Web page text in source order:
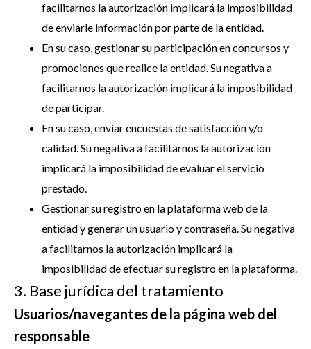
facilitarnos la autorización implicará la imposibilidad
de enviarle información por parte de la entidad.
En su caso, gestionar su participación en concursos y
promociones que realice la entidad. Su negativa a
facilitarnos la autorización implicará la imposibilidad
de participar.
En su caso, enviar encuestas de satisfacción y/o
calidad. Su negativa a facilitarnos la autorización
implicará la imposibilidad de evaluar el servicio
prestado.
Gestionar su registro en la plataforma web de la
entidad y generar un usuario y contraseña. Su negativa
a facilitarnos la autorización implicará la
imposibilidad de efectuar su registro en la plataforma.
3. Base jurídica del tratamiento
Usuarios/navegantes de la página web del
responsable